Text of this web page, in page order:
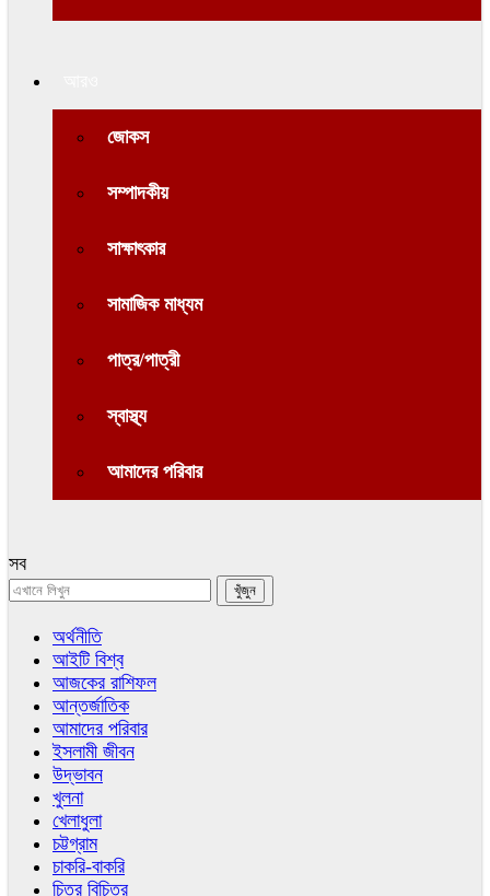
জোকস
সম্পাদকীয়
সাক্ষাৎকার
সামাজিক মাধ্যম
পাত্র/পাত্রী
স্বাস্থ্য
আমাদের পরিবার
সব
অর্থনীতি
আইটি বিশ্ব
আজকের রাশিফল
আন্তর্জাতিক
আমাদের পরিবার
ইসলামী জীবন
উদ্ভাবন
খুলনা
খেলাধুলা
চট্টগ্রাম
চাকরি-বাকরি
চিত্র বিচিত্র